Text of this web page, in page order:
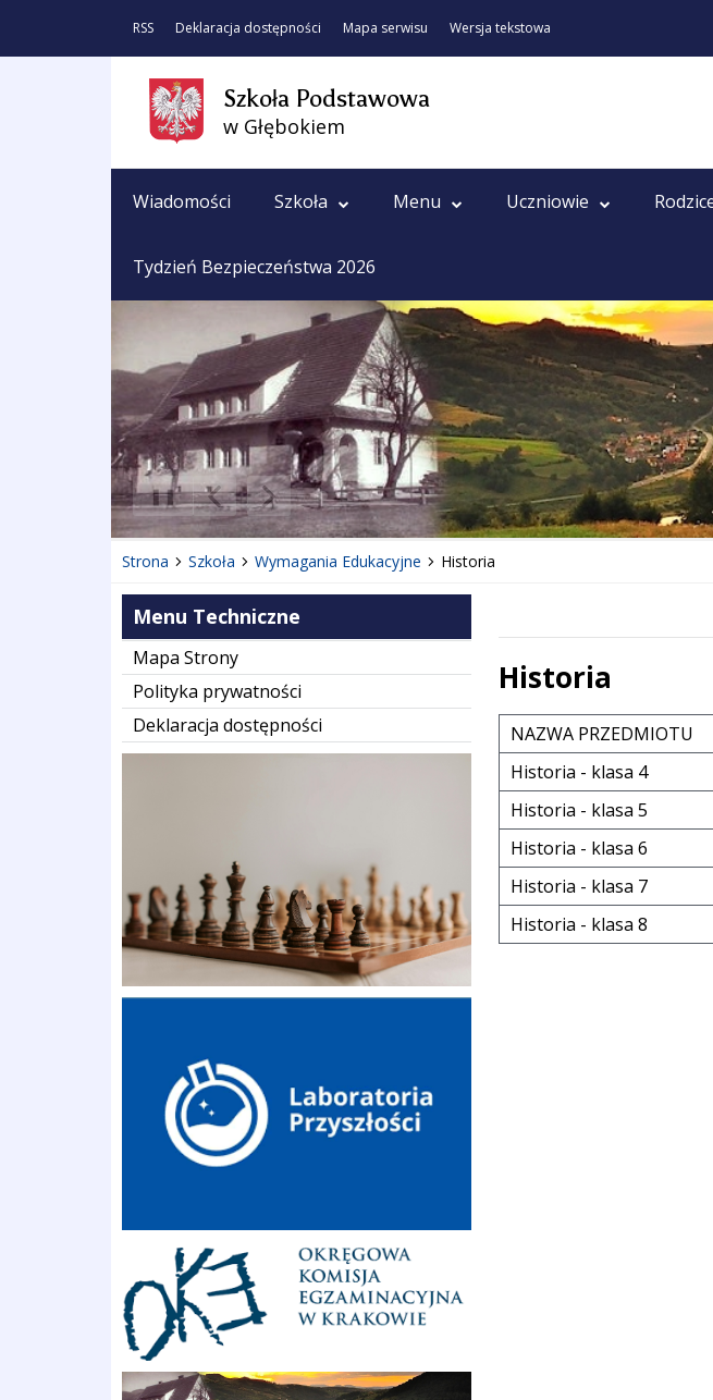
RSS Deklaracja dostępności Mapa serwisu Wersja tekstowa
Szkoła Podstawowa
w Głębokiem
Wiadomości Szkoła Menu Uczniowie
Tydzień Bezpieczeństwa 2026
Poprzedni Element
Następny Element
❚❚
Strona Szkoła Wymagania Edukacyjne Historia
Menu Techniczne
Mapa Strony
Polityka prywatności
Deklaracja dostępności
Laboratoria przyszłości
Okręgowa Komisja Egzaminacyjna
Archiwalna strona
Historia
Treść
NAZWA PRZEDMIOTU
Historia - klasa 4
Historia - klasa 5
Historia - klasa 6
Historia - klasa 7
Historia - klasa 8